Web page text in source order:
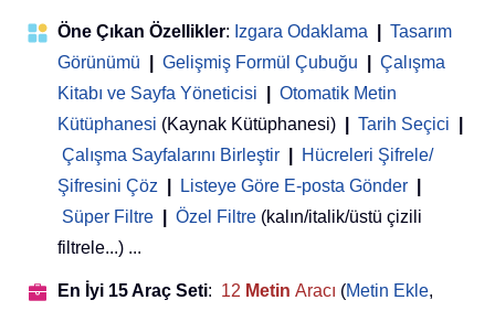
Öne Çıkan Özellikler: Izgara Odaklama
Tasarım
Görünümü
Gelişmiş Formül Çubuğu
Çalışma
Kitabı ve Sayfa Yöneticisi
Otomatik Metin
Kütüphanesi (Kaynak Kütüphanesi) Tarih Seçici
Çalışma Sayfalarını Birleştir
Hücreleri Şifrele/
Şifresini Çöz
Listeye Göre E-posta Gönder
Süper Filtre
Özel Filtre (kalın/italik/üstü çizili
filtrele...) ...
En İyi 15 Araç Seti: 12 Metin Aracı (Metin Ekle,